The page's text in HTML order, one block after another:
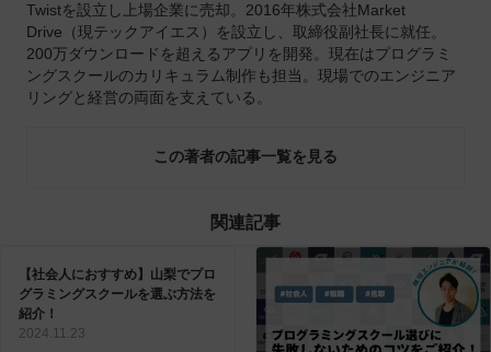
Twistを設立し上場企業に売却。2016年株式会社Market
Drive（現テックアイエス）を設立し、取締役副社長に就任。
200万ダウンロードを超えるアプリを開発。現在はプログラミ
ングスクールのカリキュラム制作も担当。現場でのエンジニア
リングと経営の両面を支えている。
この著者の記事一覧を見る
関連記事
【社会人におすすめ】山梨でプロ
グラミングスクールを選ぶ方法を
紹介！
2024.11.23